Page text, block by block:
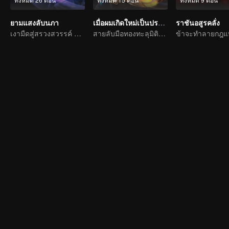
ยามแสงลับนภา
เงามืดสู่สรวงสวรรค์ แผดเผาวิญญาณพิทักษ์ความดี
เมื่อผมเกิดใหม่เป็นปรมาจารย์
สายลับมือทองทะลุมิติตะลุยจิ่วฮวง
ราชันอสูรคลั่ง